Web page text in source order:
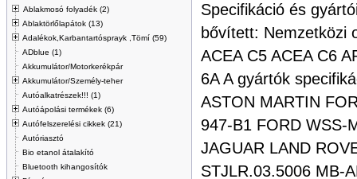
Ablakmosó folyadék (2)
Ablaktörlőlapátok (13)
Adalékok,Karbantartósprayk ,Tömí (59)
ADblue (1)
Akkumulátor/Motorkerékpár
Akkumulátor/Személy-teher
Autóalkatrészek!!! (1)
Autóápolási termékek (6)
Autófelszerelési cikkek (21)
Autóriasztó
Bio etanol átalakító
Bluetooth kihangosítók
Specifikáció és
bővített: Nemzetközi
ACEA C5 ACEA C6
6A A gyártók
ASTON MARTIN
947-B1 FORD WSS-
JAGUAR LAND
STJLR.03.5006 MB-